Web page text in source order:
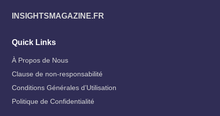
INSIGHTSMAGAZINE.FR
Quick Links
À Propos de Nous
Clause de non-responsabilité
Conditions Générales d’Utilisation
Politique de Confidentialité